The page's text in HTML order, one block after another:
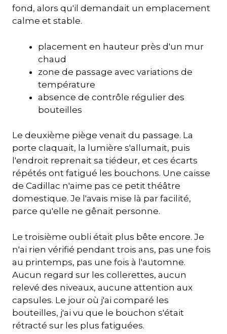
fond, alors qu'il demandait un emplacement
calme et stable.
placement en hauteur près d'un mur
chaud
zone de passage avec variations de
température
absence de contrôle régulier des
bouteilles
Le deuxième piège venait du passage. La
porte claquait, la lumière s'allumait, puis
l'endroit reprenait sa tiédeur, et ces écarts
répétés ont fatigué les bouchons. Une caisse
de Cadillac n'aime pas ce petit théâtre
domestique. Je l'avais mise là par facilité,
parce qu'elle ne gênait personne.
Le troisième oubli était plus bête encore. Je
n'ai rien vérifié pendant trois ans, pas une fois
au printemps, pas une fois à l'automne.
Aucun regard sur les collerettes, aucun
relevé des niveaux, aucune attention aux
capsules. Le jour où j'ai comparé les
bouteilles, j'ai vu que le bouchon s'était
rétracté sur les plus fatiguées.